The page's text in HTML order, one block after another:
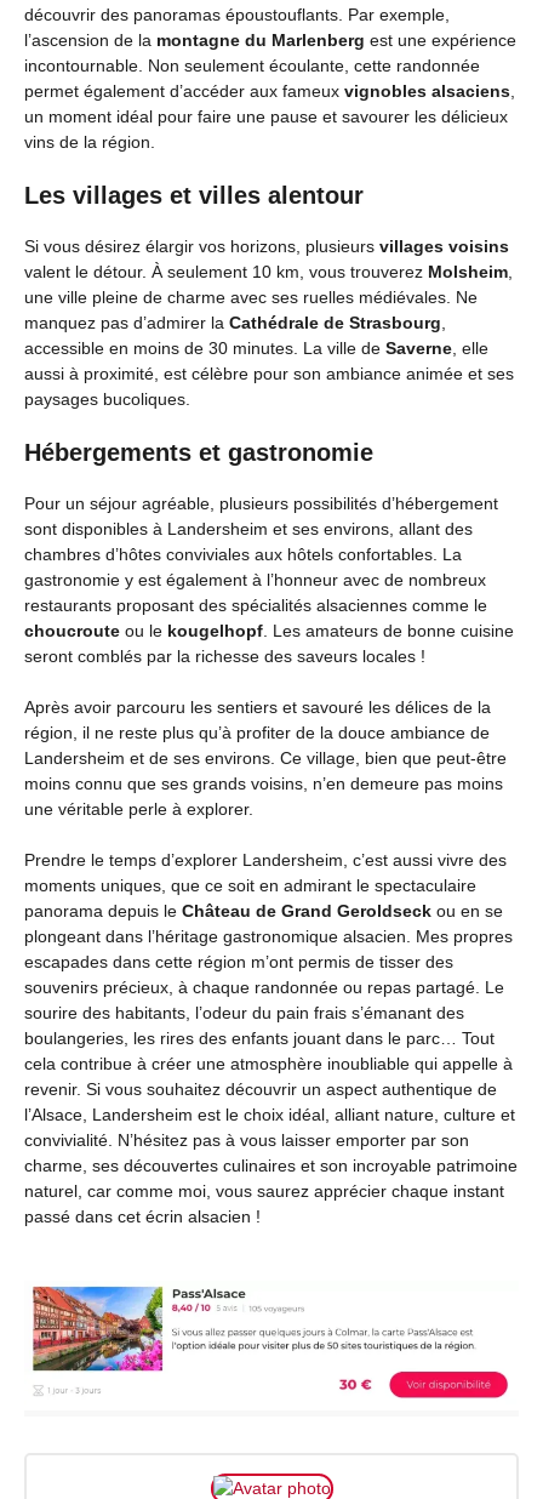
découvrir des panoramas époustouflants. Par exemple,
l’ascension de la montagne du Marlenberg est une expérience
incontournable. Non seulement écoulante, cette randonnée
permet également d’accéder aux fameux vignobles alsaciens
un moment idéal pour faire une pause et savourer les délicieux
vins de la région.
Les villages et villes alentour
Si vous désirez élargir vos horizons, plusieurs villages voisins
valent le détour. À seulement 10 km, vous trouverez Molsheim
une ville pleine de charme avec ses ruelles médiévales. Ne
manquez pas d’admirer la Cathédrale de Strasbourg
accessible en moins de 30 minutes. La ville de Saverne , elle
aussi à proximité, est célèbre pour son ambiance animée et ses
paysages bucoliques.
Hébergements et gastronomie
Pour un séjour agréable, plusieurs possibilités d’hébergement
sont disponibles à Landersheim et ses environs, allant des
chambres d’hôtes conviviales aux hôtels confortables. La
gastronomie y est également à l’honneur avec de nombreux
restaurants proposant des spécialités alsaciennes comme le
choucroute ou le kougelhopf . Les amateurs de bonne cuisine
seront comblés par la richesse des saveurs locales !
Après avoir parcouru les sentiers et savouré les délices de la
région, il ne reste plus qu’à profiter de la douce ambiance de
Landersheim et de ses environs. Ce village, bien que peut-être
moins connu que ses grands voisins, n’en demeure pas moins
une véritable perle à explorer.
Prendre le temps d’explorer Landersheim, c’est aussi vivre des
moments uniques, que ce soit en admirant le spectaculaire
panorama depuis le Château de Grand Geroldseck ou en se
plongeant dans l’héritage gastronomique alsacien. Mes propres
escapades dans cette région m’ont permis de tisser des
souvenirs précieux, à chaque randonnée ou repas partagé. Le
sourire des habitants, l’odeur du pain frais s’émanant des
boulangeries, les rires des enfants jouant dans le parc… Tout
cela contribue à créer une atmosphère inoubliable qui appelle à
revenir. Si vous souhaitez découvrir un aspect authentique de
l’Alsace, Landersheim est le choix idéal, alliant nature, culture et
convivialité. N’hésitez pas à vous laisser emporter par son
charme, ses découvertes culinaires et son incroyable patrimoine
naturel, car comme moi, vous saurez apprécier chaque instant
passé dans cet écrin alsacien !